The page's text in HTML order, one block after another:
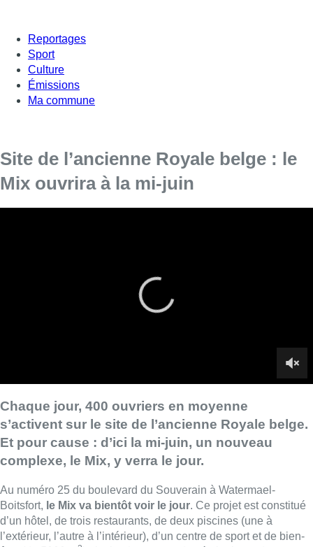
Reportages
Sport
Culture
Émissions
Ma commune
Site de l’ancienne Royale belge : le
Mix ouvrira à la mi-juin
Au numéro 25 du boulevard du Souverain à Watermael-
le Mix va bientôt voir le jour
l’extérieur, l’autre à l’intérieur), d’un centre de sport et de bien-
Le bâtiment esten partie classé: “Dans le grand hall, tous les
marbres, les dessins et l’auditoire ont été classés par les
monuments et sites
“, explique Corentin Poels, le cofondateur
de Mix.
place sur le site de l’ancienne Royale belge. “On doit recruter
en tout 35 employés et au moins autant d’indépendants“,
poursuit le cofondateur. Quelque 80 autres personnes sont
attendues pour faire tourner les trois restaurants.